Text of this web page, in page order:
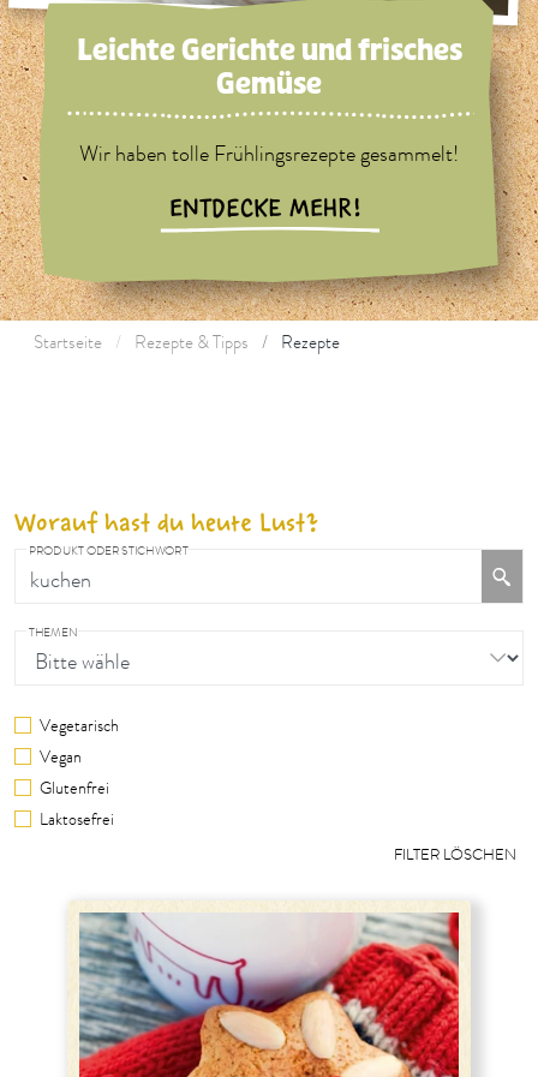
Leichte Gerichte und frisches
Gemüse
Wir haben tolle Frühlingsrezepte gesammelt!
ENTDECKE MEHR!
Startseite Rezepte & Tipps Rezepte
Worauf hast du heute Lust?
PRODUKT ODER STICHWORT
THEMEN
Vegetarisch
Vegan
Glutenfrei
Laktosefrei
FILTER LÖSCHEN